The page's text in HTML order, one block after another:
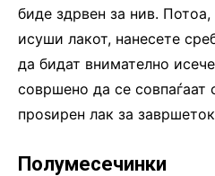
биде здрвен за нив.
исуши лакот, нанесете
да бидат внимателно
совршено да се совпаѓаат
проѕирен лак за
Полумесечинки